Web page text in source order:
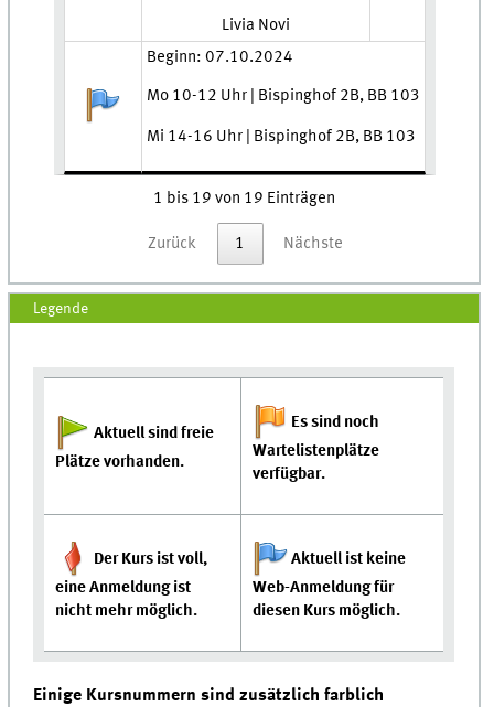
Lehrkraft:
Livia Novi
Anmeldestatus:
Zeit und Ort:
Beginn: 07.10.2024
Mo 10-12 Uhr | Bispinghof 2B, BB 103
Mi 14-16 Uhr | Bispinghof 2B, BB 103
1 bis 19 von 19 Einträgen
Zurück 1 Nächste
Legende
Aktuell sind freie
Plätze vorhanden.
Es sind noch
Wartelistenplätze
verfügbar.
Der Kurs ist voll,
eine Anmeldung ist
nicht mehr möglich.
Aktuell ist keine
Web-Anmeldung für
diesen Kurs möglich.
Einige Kursnummern sind zusätzlich farblich